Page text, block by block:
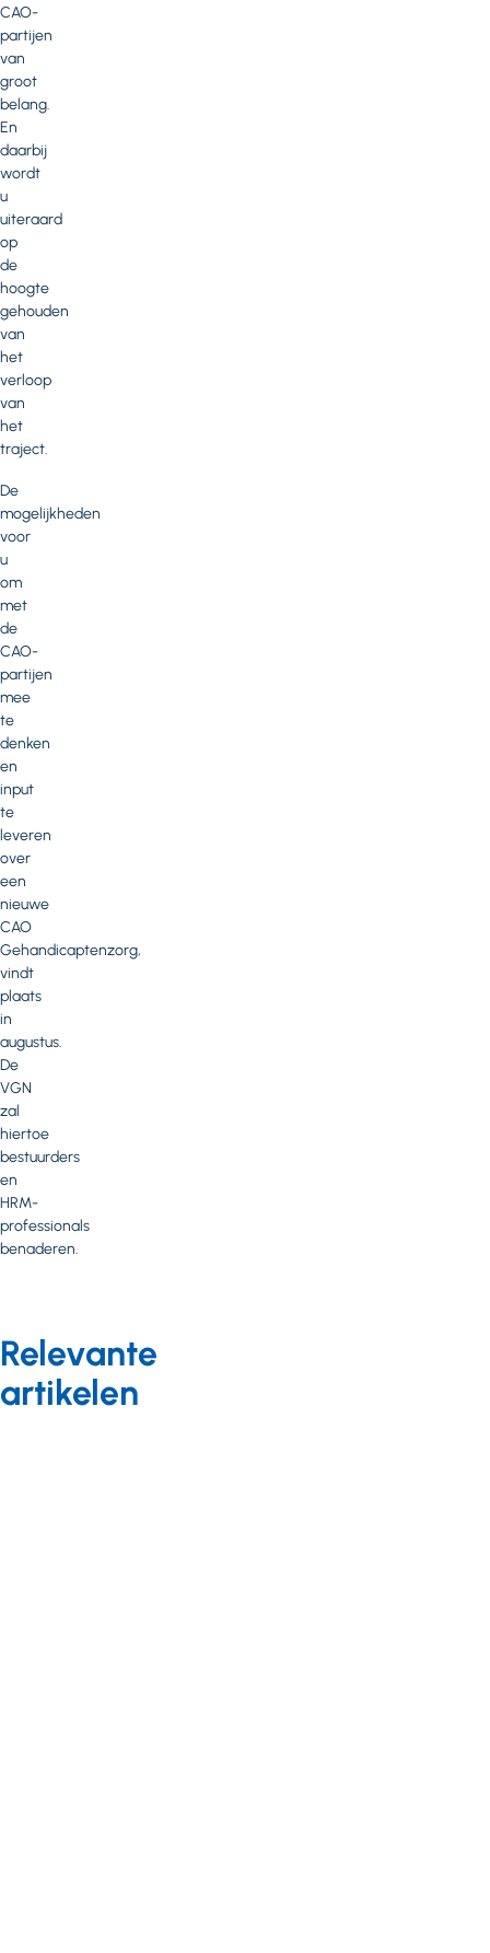
CAO-
partijen
van
groot
belang.
En
daarbij
wordt
u
uiteraard
op
de
hoogte
gehouden
van
het
verloop
van
het
traject.
De
mogelijkheden
voor
u
om
met
de
CAO-
partijen
mee
te
denken
en
input
te
leveren
over
een
nieuwe
CAO
Gehandicaptenzorg,
vindt
plaats
in
augustus.
De
VGN
zal
hiertoe
bestuurders
en
HRM-
professionals
benaderen.
Relevante
artikelen